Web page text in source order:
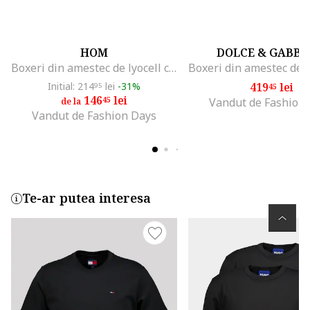
HOM
Boxeri din amestec de lyocell cu model uni, Albastru inchis
Initial: 21495 lei -31%
de la 14645 lei
Vandut de Fashion Days
DOLCE &
41945lei
Vandut de Fashion
Te-ar putea interesa